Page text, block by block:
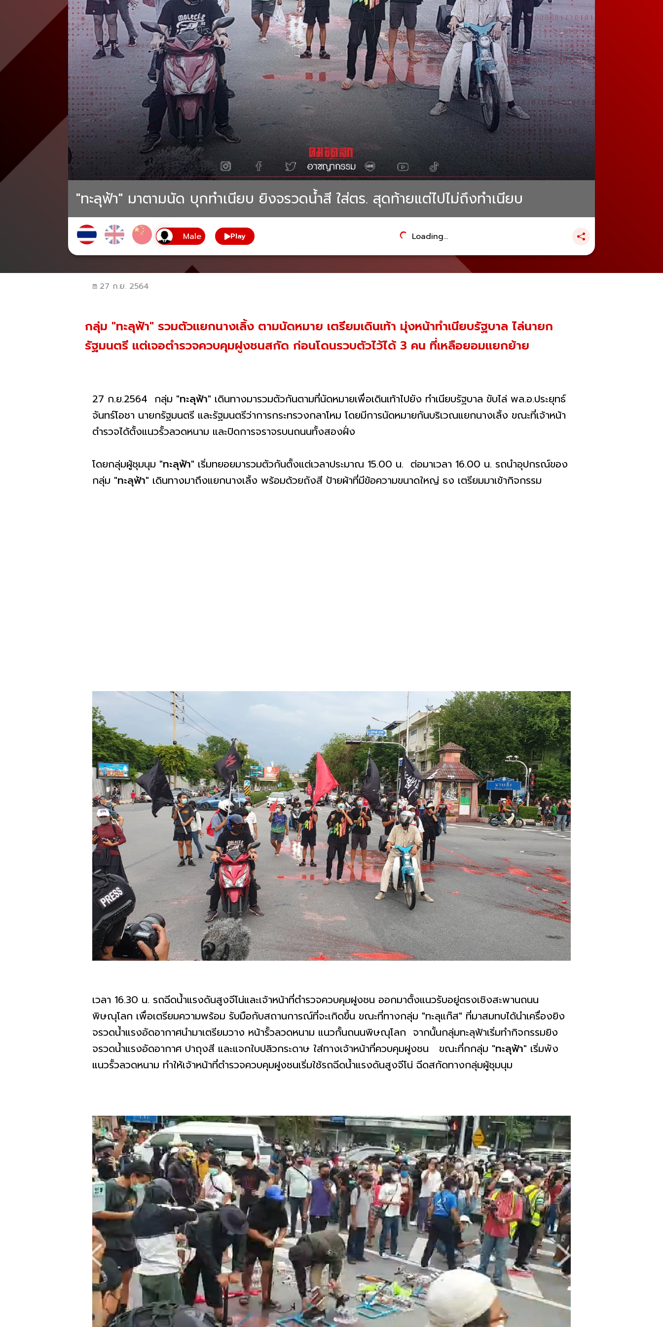
"ทะลุฟ้า" มาตามนัด บุกทำเนียบ ยิงจรวดน้ำสี ใส่ตร. สุดท้ายแต่ไปไม่ถึงทำเนียบ
Play Loading...
27 ก.ย. 2564
กลุ่ม "ทะลุฟ้า" รวมตัวแยกนางเลิ้ง ตามนัดหมาย เตรียมเดินเท้า มุ่งหน้าทำเนียบรัฐบาล ไล่นายก
รัฐมนตรี แต่เจอตำรวจควบคุมฝูงชนสกัด ก่อนโดนรวบตัวไว้ได้ 3 คน ที่เหลือยอมแยกย้าย
27 ก.ย.2564 กลุ่ม "ทะลุฟ้า" เดินทางมารวมตัวกันตามที่นัดหมายเพื่อเดินเท้าไปยัง ทำเนียบรัฐบาล ขับไล่ พล.อ.ประยุทธ์
จันทร์โอชา นายกรัฐมนตรี และรัฐมนตรีว่าการกระทรวงกลาโหม โดยมีการนัดหมายกันบริเวณแยกนางเลิ้ง ขณะที่เจ้าหน้า
ตำรวจได้ตั้งแนวรั้วลวดหนาม และปิดการจราจรบนถนนทั้งสองฝั่ง
โดยกลุ่มผู้ชุมนุม "ทะลุฟ้า" เริ่มทยอยมารวมตัวกันตั้งแต่เวลาประมาณ 15.00 น. ต่อมาเวลา 16.00 น. รถนำอุปกรณ์ของ
กลุ่ม "ทะลุฟ้า" เดินทางมาถึงแยกนางเลิ้ง พร้อมด้วยถังสี ป้ายผ้าที่มีข้อความขนาดใหญ่ ธง เตรียมมาเข้ากิจกรรม
เวลา 16.30 น. รถฉีดน้ำแรงดันสูงจีโน่และเจ้าหน้าที่ตำรวจควบคุมฝูงชน ออกมาตั้งแนวรับอยู่ตรงเชิงสะพานถนน
พิษณุโลก เพื่อเตรียมความพร้อม รับมือกับสถานการณ์ที่จะเกิดขึ้น ขณะที่ทางกลุ่ม "ทะลุแก๊ส" ที่มาสมทบได้นำเครื่องยิง
จรวดน้ำแรงอัดอากาศนำมาเตรียมวาง หน้ารั้วลวดหนาม แนวกั้นถนนพิษณุโลก จากนั้นกลุ่มทะลุฟ้าเริ่มทำกิจกรรมยิง
จรวดน้ำแรงอัดอากาศ ปาถุงสี และแจกใบปลิวกระดาษ ใส่ทางเจ้าหน้าที่ควบคุมฝูงชน ขณะที่กกลุ่ม "ทะลุฟ้า" เริ่มพัง
แนวรั้วลวดหนาม ทำให้เจ้าหน้าที่ตำรวจควบคุมฝูงชนเริ่มใช้รถฉีดน้ำแรงดันสูงจีโน่ ฉีดสกัดทางกลุ่มผู้ชุมนุม